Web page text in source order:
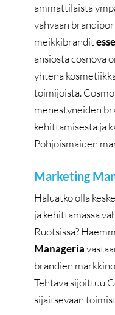
ammattilaista
vahvaan
meikkibrändit
ansiosta cosnova
yhtenä
toimijoista.
menestyneiden
kehittämisestä ja
Pohjoismaiden
Marketing
Haluatko olla
ja kehittämässä
Ruotsissa?
Manageria
brändien
Tehtävä sijoittuu
sijaitsevaan